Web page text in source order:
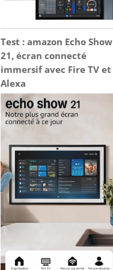
Test : amazon Echo Show
21, écran connecté
immersif avec Fire TV et
Alexa